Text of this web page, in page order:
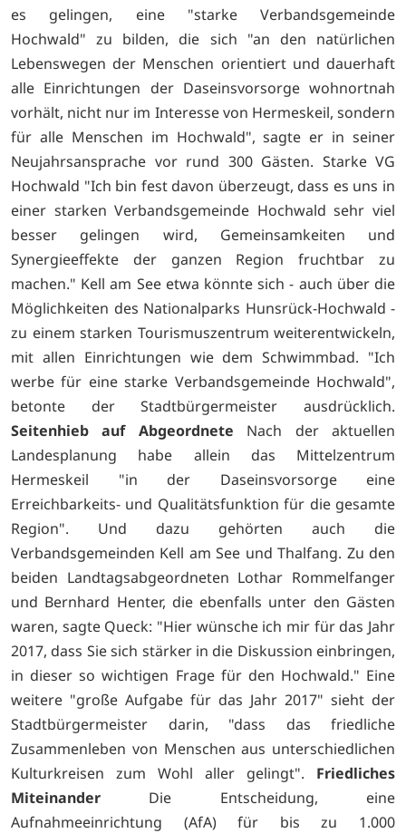
es gelingen, eine "starke Verbandsgemeinde
Hochwald" zu bilden, die sich "an den natürlichen
Lebenswegen der Menschen orientiert und dauerhaft
alle Einrichtungen der Daseinsvorsorge wohnortnah
vorhält, nicht nur im Interesse von Hermeskeil, sondern
für alle Menschen im Hochwald", sagte er in seiner
Neujahrsansprache vor rund 300 Gästen. Starke VG
Hochwald "Ich bin fest davon überzeugt, dass es uns in
einer starken Verbandsgemeinde Hochwald sehr viel
besser gelingen wird, Gemeinsamkeiten und
Synergieeffekte der ganzen Region fruchtbar zu
machen." Kell am See etwa könnte sich - auch über die
Möglichkeiten des Nationalparks Hunsrück-Hochwald -
zu einem starken Tourismuszentrum weiterentwickeln,
mit allen Einrichtungen wie dem Schwimmbad. "Ich
werbe für eine starke Verbandsgemeinde Hochwald",
betonte der Stadtbürgermeister ausdrücklich.
Seitenhieb auf Abgeordnete Nach der aktuellen
Landesplanung habe allein das Mittelzentrum
Hermeskeil "in der Daseinsvorsorge eine
Erreichbarkeits- und Qualitätsfunktion für die gesamte
Region". Und dazu gehörten auch die
Verbandsgemeinden Kell am See und Thalfang. Zu den
beiden Landtagsabgeordneten Lothar Rommelfanger
und Bernhard Henter, die ebenfalls unter den Gästen
waren, sagte Queck: "Hier wünsche ich mir für das Jahr
2017, dass Sie sich stärker in die Diskussion einbringen,
in dieser so wichtigen Frage für den Hochwald." Eine
weitere "große Aufgabe für das Jahr 2017" sieht der
Stadtbürgermeister darin, "dass das friedliche
Zusammenleben von Menschen aus unterschiedlichen
Kulturkreisen zum Wohl aller gelingt". Friedliches
Miteinander Die Entscheidung, eine
Aufnahmeeinrichtung (AfA) für bis zu 1.000